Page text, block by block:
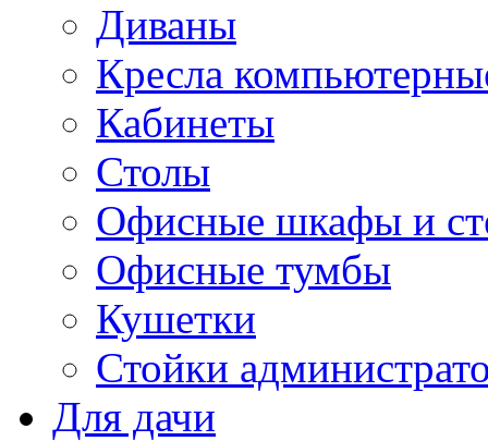
Диваны
Кресла
Кабинеты
Столы
Офисные шкафы и
Офисные тумбы
Кушетки
Стойки
Для дачи